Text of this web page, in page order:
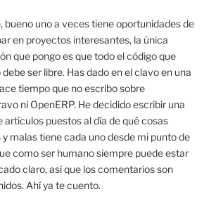
bueno uno a veces tiene oportunidades de
en proyectos interesantes, la única
que pongo es que todo el código que
ser libre. Has dado en el clavo en una
tiempo que no escribo sobre
ni OpenERP. He decidido escribir una
artículos puestos al día de qué cosas
y malas tiene cada uno desde mi punto de
como ser humano siempre puede estar
claro, así que los comentarios son
Ahí ya te cuento.